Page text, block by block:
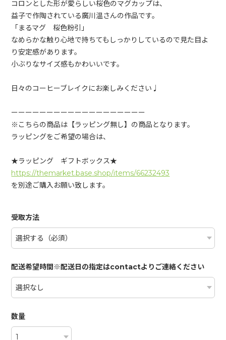
コロンとした形が愛らしい桜色のマグカップは、
益子で作陶されている廣川温さんの作品です。
「まるマグ 桜色粉引」
なめらかな触り心地で持ちてもしっかりしているので見た目よ
り安定感があります。
小ぶりなサイズ感もかわいいです。
日々のコーヒーブレイクにお楽しみください♩
ーーーーーーーーーーーーーーーーーーー
※こちらの商品は【ラッピング無し】の商品となります。
ラッピングをご希望の場合は、
★ラッピング ギフトボックス★
https://themarket.base.shop/items/66232493
を別途ご購入お願い致します。
受取方法
配送希望時間※配送日の指定はcontactよりご連絡ください
数量